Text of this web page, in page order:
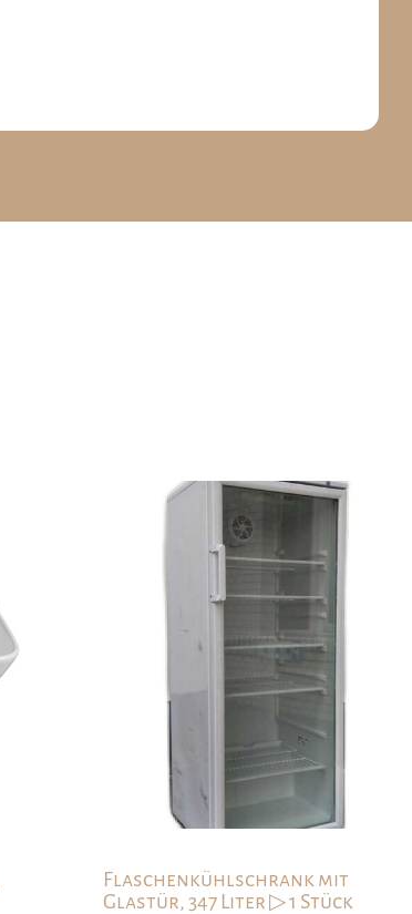
Flaschenkühlschrank mit
Glastür, 347 Liter ▷ 1 Stück